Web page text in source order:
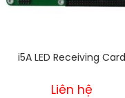
i5A LED Receiving Card
Liên hệ